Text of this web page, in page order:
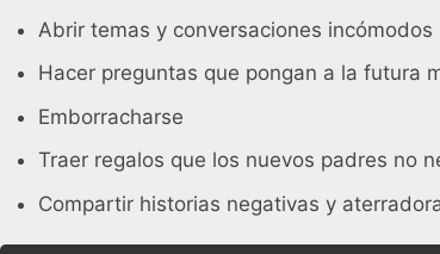
Abrir temas y conversaciones incómodos
Hacer preguntas que pongan a la futura
Emborracharse
Traer regalos que los nuevos padres no
Compartir historias negativas y